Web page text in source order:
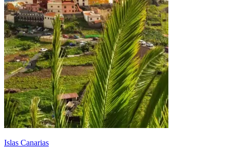
Islas Canarias